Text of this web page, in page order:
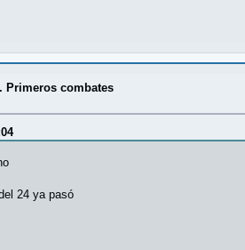
Primeros combates
24 ya pasó